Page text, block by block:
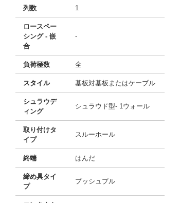
列数 1
ロースペー
シング - 嵌
合
-
負荷極数 全
スタイル 基板対基板またはケーブル
シュラウデ
ィング
シュラウド型- 1ウォール
取り付けタ
イプ
スルーホール
終端 はんだ
締め具タイ
プ
プッシュプル